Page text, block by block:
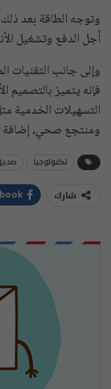
وتوجه الطاقة بعد
أجل الدفع وتشغيل
فإنه يتميز بالتصميم
التسهيلات الخدمية
ومنتجع صحي،
تكنولوجيا
شارك